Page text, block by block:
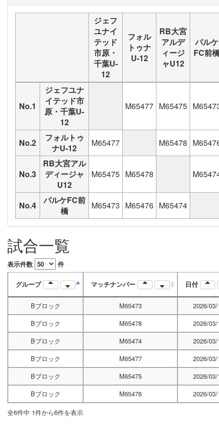
ジェフ
ユナイ
テッド
市原・
千葉U-
12
フォル
トゥナ
U-12
RB大宮
アルデ
ィージ
ャU12
パルケ
FC前
No.1
ジェフユナ
イテッド市
原・千葉U-
12
M65477 M65475
No.2
フォルトゥ
ナU-12
M65477 M65478
No.3
RB大宮アル
ディージャ
U12
M65475 M65478
No.4
パルケFC前
橋
M65473 M65476 M65474
試合一覧
表示件数 件
グループ マッチナンバー 日付
Bブロック M65473 2026/03/
Bブロック
M65478 2026/03/
Bブロック
M65474 2026/03/
Bブロック
M65477 2026/03/
Bブロック
M65475 2026/03/
Bブロック
M65476 2026/03/
全6件中 1件から6件を表示